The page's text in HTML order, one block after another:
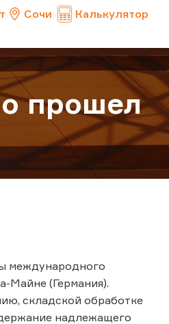
Сочи Калькулятор
прошел
международного
Майне (Германия).
складской обработке
надлежащего